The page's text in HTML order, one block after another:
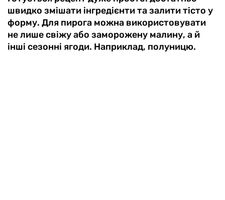
швидко змішати інгредієнти та залити тісто у
форму. Для пирога можна використовувати
не лише свіжу або заморожену малину, а й
інші сезонні ягоди. Наприклад, полуницю.